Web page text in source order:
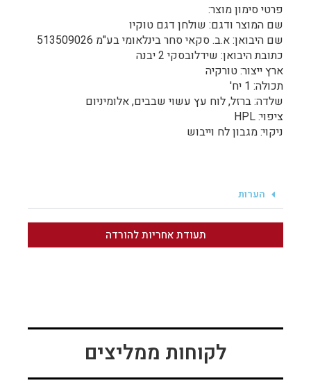
פרטי סימון מוצר:
שם המוצר ודגם: שולחן דגם טוקיו
שם היבואן: א.ב. סקאי סחר בינלאומי בע"מ 513509026
כתובת היבואן: שידלובסקי 2 יבנה
ארץ ייצור: טורקיה
תכולה: 1 יח'
שלדה: ברזל, לוח עץ עשוי שבבים, אלומיניום
ציפוי: HPL
ניקוי: מגבון לח וייבוש
הערות
תעודת אחריות להורדה
לקוחות ממליצים